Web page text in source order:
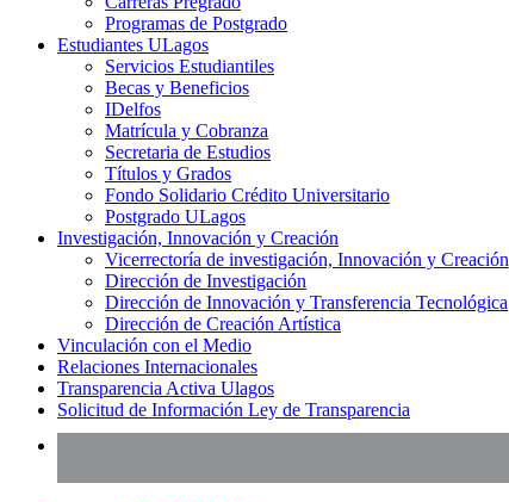
Programas de Postgrado
Estudiantes ULagos
Servicios Estudiantiles
Becas y Beneficios
IDelfos
Matrícula y Cobranza
Secretaria de Estudios
Títulos y Grados
Fondo Solidario Crédito Universitario
Postgrado ULagos
Investigación, Innovación y Creación
Vicerrectoría de investigación, Innovación y Creación
Dirección de Investigación
Dirección de Innovación y Transferencia Tecnológica
Dirección de Creación Artística
Vinculación con el Medio
Relaciones Internacionales
Transparencia Activa Ulagos
Solicitud de Información Ley de Transparencia